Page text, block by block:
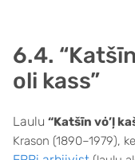
6.4.
oli kass”
Laulu “Katšīn vȯ’ļ
Krason (1890–1979),